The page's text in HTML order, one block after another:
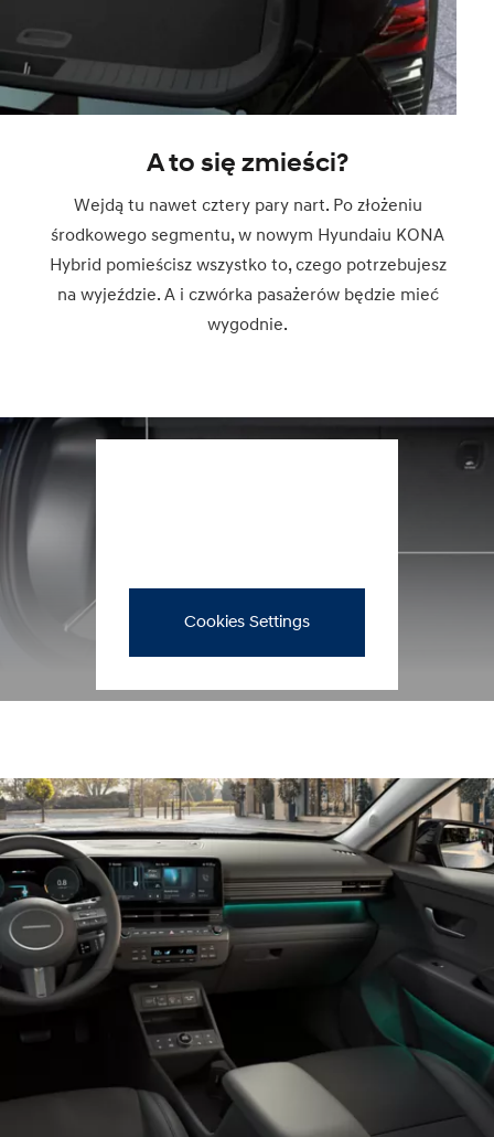
A to się zmieści?
Wejdą tu nawet cztery pary nart. Po złożeniu
środkowego segmentu, w nowym Hyundaiu KONA
Hybrid pomieścisz wszystko to, czego potrzebujesz
na wyjeździe. A i czwórka pasażerów będzie mieć
wygodnie.
Cookies Settings